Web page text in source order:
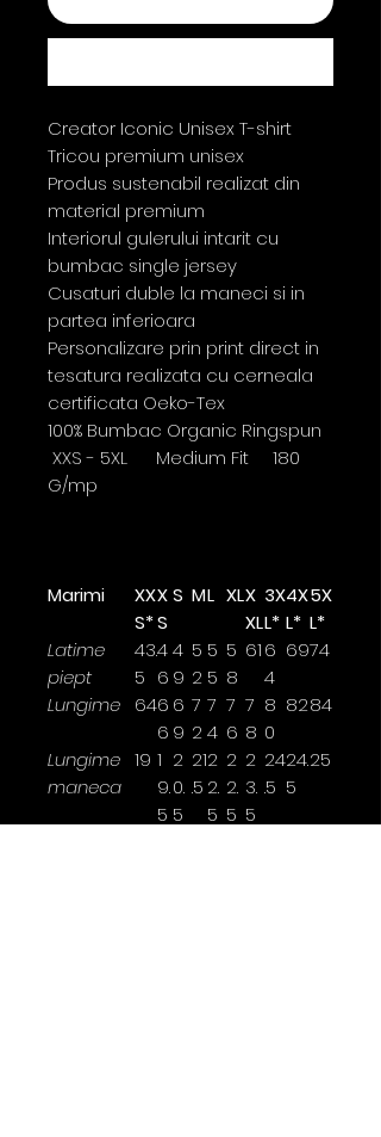
Creator Iconic Unisex T-shirt
Tricou premium unisex
Produs sustenabil realizat din
material premium
Interiorul gulerului intarit cu
bumbac single jersey
Cusaturi duble la maneci si in
partea inferioara
Personalizare prin print direct in
tesatura realizata cu cerneala
certificata Oeko-Tex
100% Bumbac Organic Ringspun
XXS - 5XL Medium Fit 180
G/mp
Marimi
XX
S*
X
S
S ML XLX
XL
3X
L*
4X
L*
5X
L*
Latime
piept
43.
5
4
6
4
9
5
2
5
5
5
8
616
4
6974
Lungime 646
6
6
9
7
2
7
4
7
6
7
8
8
0
8284
Lungime
maneca
19 1
9.
5
2
0.
5
21
.5
2
2.
5
2
2.
5
2
3.
5
24
.5
24.
5
25